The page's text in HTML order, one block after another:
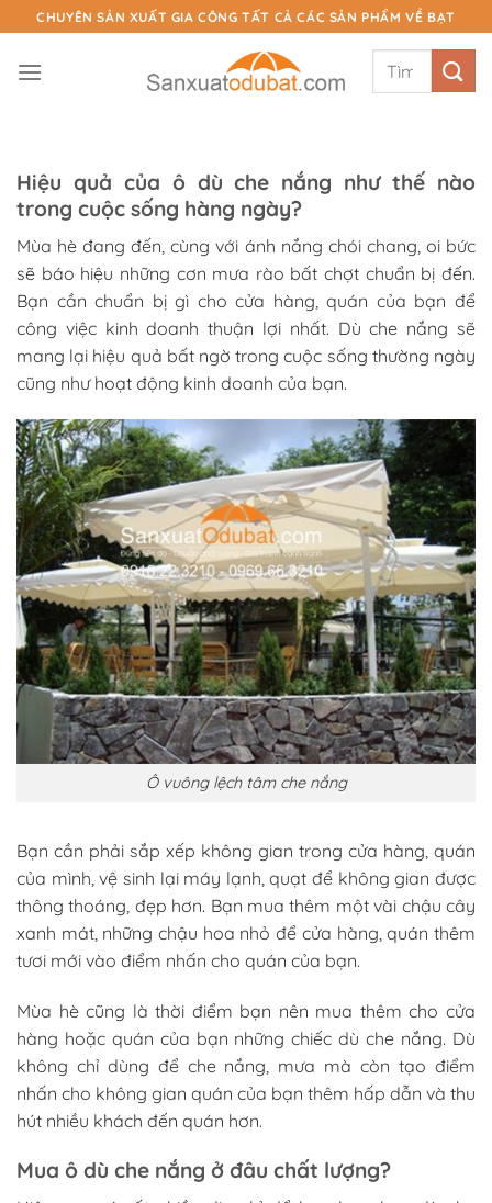
Chuyển
đến
nội
CHUYÊN SẢN XUẤT GIA CÔNG TẤT CẢ CÁC SẢN PHẨM VỀ BẠT
Tìm
Hiệu quả của ô dù che nắng như thế nào
trong cuộc sống hàng ngày?
Mùa hè đang đến, cùng với ánh nắng chói chang, oi bức
sẽ báo hiệu những cơn mưa rào bất chợt chuẩn bị đến.
Bạn cần chuẩn bị gì cho cửa hàng, quán của bạn để
công việc kinh doanh thuận lợi nhất. Dù che nắng sẽ
mang lại hiệu quả bất ngờ trong cuộc sống thường ngày
cũng như hoạt động kinh doanh của bạn.
Ô vuông lệch tâm che nắng
Bạn cần phải sắp xếp không gian trong cửa hàng, quán
của mình, vệ sinh lại máy lạnh, quạt để không gian được
thông thoáng, đẹp hơn. Bạn mua thêm một vài chậu cây
xanh mát, những chậu hoa nhỏ để cửa hàng, quán thêm
tươi mới vào điểm nhấn cho quán của bạn.
Mùa hè cũng là thời điểm bạn nên mua thêm cho cửa
hàng hoặc quán của bạn những chiếc dù che nắng. Dù
không chỉ dùng để che nắng, mưa mà còn tạo điểm
nhấn cho không gian quán của bạn thêm hấp dẫn và thu
hút nhiều khách đến quán hơn.
Mua ô dù che nắng ở đâu chất lượng?